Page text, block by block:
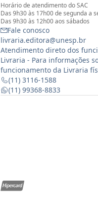
Horário de atendimento do SAC
Das 9h30 às 17h00 de segunda a
Das 9h30 às 12h00 aos sábados
Fale conosco
livraria.editora@unesp.br
Atendimento direto dos
Livraria - Para informações
funcionamento da Livraria
(11) 3116-1588
(11) 99368-8833